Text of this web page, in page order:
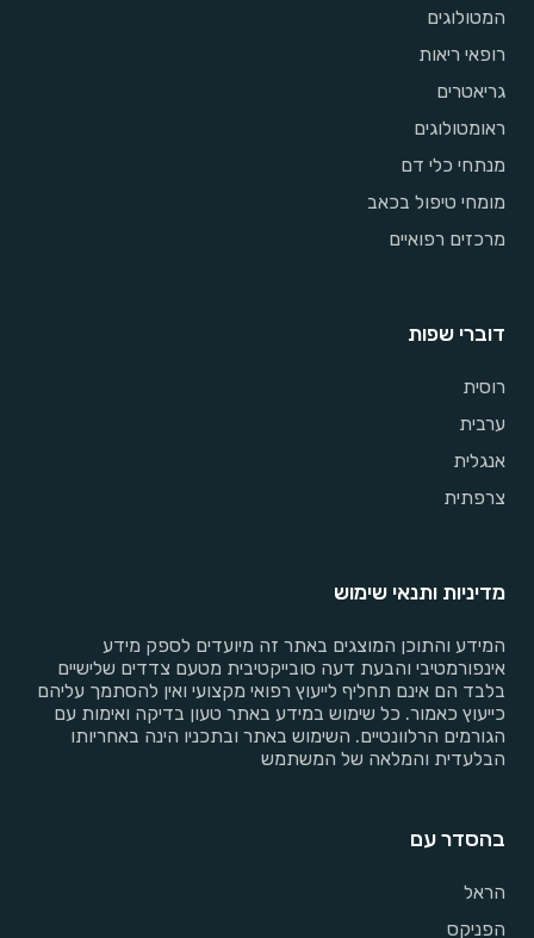
המטולוגים
רופאי ריאות
גריאטרים
ראומטולוגים
מנתחי כלי דם
מומחי טיפול בכאב
מרכזים רפואיים
דוברי שפות
רוסית
ערבית
אנגלית
צרפתית
מדיניות ותנאי שימוש
המידע והתוכן המוצגים באתר זה מיועדים לספק מידע
אינפורמטיבי והבעת דעה סובייקטיבית מטעם צדדים שלישיים
בלבד הם אינם תחליף לייעוץ רפואי מקצועי ואין להסתמך עליהם
כייעוץ כאמור. כל שימוש במידע באתר טעון בדיקה ואימות עם
הגורמים הרלוונטיים. השימוש באתר ובתכניו הינה באחריותו
הבלעדית והמלאה של המשתמש
בהסדר עם
הראל
הפניקס